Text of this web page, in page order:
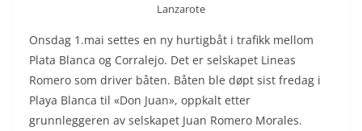
Lanzarote
Onsdag 1.mai settes en ny hurtigbåt i trafikk mellom
Plata Blanca og Corralejo. Det er selskapet Lineas
Romero som driver båten. Båten ble døpt sist fredag i
Playa Blanca til «Don Juan», oppkalt etter
grunnleggeren av selskapet Juan Romero Morales.